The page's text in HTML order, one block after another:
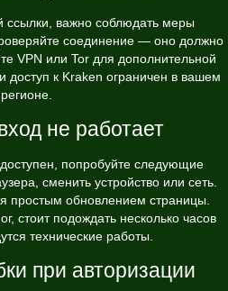
ссылки, важно соблюдать меры
соединение — оно должно
VPN или Tor для дополнительной
доступ к Kraken ограничен в вашем
регионе.
не работает
попробуйте следующие
сменить устройство или сеть.
простым обновлением страницы.
стоит подождать несколько часов
технические работы.
при авторизации